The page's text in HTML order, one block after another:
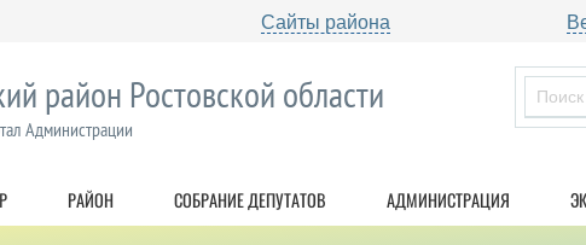
Сайты района
район Ростовской области
Администрации
РАЙОН СОБРАНИЕ ДЕПУТАТОВ АДМИНИСТРАЦИЯ